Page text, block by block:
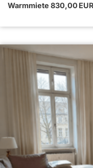
Warmmiete 830,00 EUR